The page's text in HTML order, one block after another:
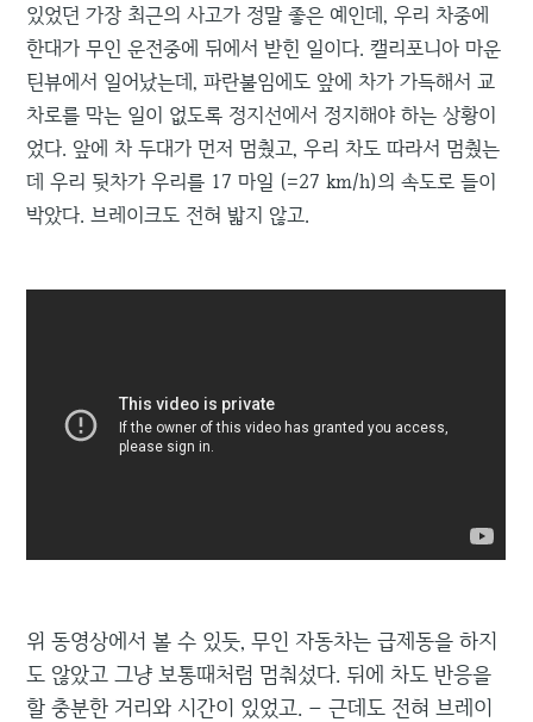
있었던 가장 최근의 사고가 정말 좋은 예인데, 우리 차중에
한대가 무인 운전중에 뒤에서 받힌 일이다. 캘리포니아 마운
틴뷰에서 일어났는데, 파란불임에도 앞에 차가 가득해서 교
차로를 막는 일이 없도록 정지선에서 정지해야 하는 상황이
었다. 앞에 차 두대가 먼저 멈췄고, 우리 차도 따라서 멈췄는
데 우리 뒷차가 우리를 17 마일 (=27 km/h)의 속도로 들이
박았다. 브레이크도 전혀 밟지 않고.
위 동영상에서 볼 수 있듯, 무인 자동차는 급제동을 하지
도 않았고 그냥 보통때처럼 멈춰섰다. 뒤에 차도 반응을
할 충분한 거리와 시간이 있었고. – 근데도 전혀 브레이